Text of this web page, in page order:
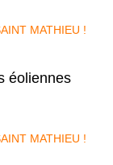
éoliennes